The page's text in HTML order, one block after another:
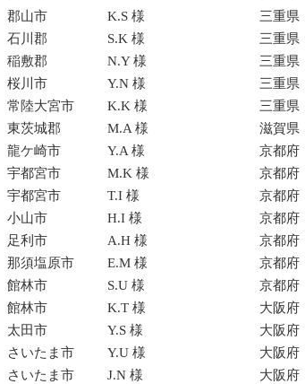
郡山市
K.S 様
石川郡
S.K 様
稲敷郡
N.Y 様
桜川市
Y.N 様
常陸大宮市
K.K 様
東茨城郡
M.A 様
龍ケ崎市
Y.A 様
宇都宮市
M.K 様
宇都宮市
T.I 様
小山市
H.I 様
足利市
A.H 様
那須塩原市
E.M 様
館林市
S.U 様
館林市
K.T 様
太田市
Y.S 様
さいたま市
Y.U 様
さいたま市
J.N 様
三重県
三重県
三重県
三重県
三重県
滋賀県
京都府
京都府
京都府
京都府
京都府
京都府
京都府
大阪府
大阪府
大阪府
大阪府